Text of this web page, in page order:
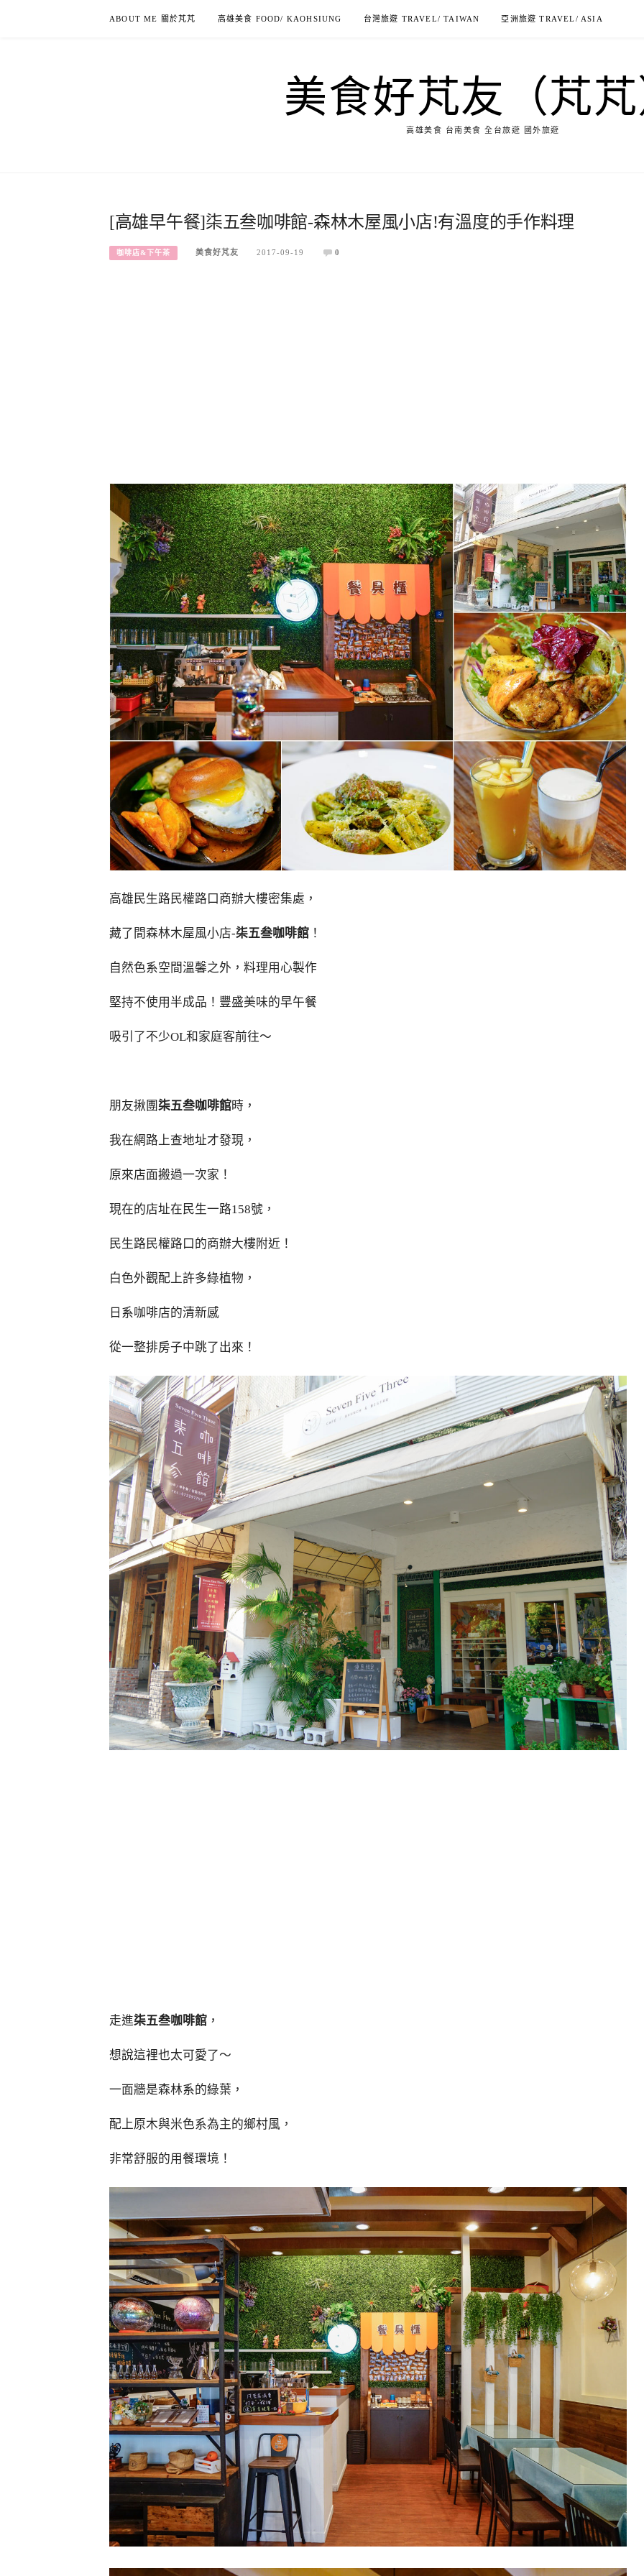
ABOUT ME 關於芃芃 高雄美食 FOOD/ KAOHSIUNG 台灣旅遊 TRAVEL/ TAIWAN 亞洲旅遊 TRAVEL/ ASIA
美食好芃友（芃芃
高雄美食 台南美食 全台旅遊 國外旅遊
[高雄早午餐]柒五叁咖啡館-森林木屋風小店!有溫度的手作料理
咖啡店&下午茶 美食好芃友 2017-09-19 0
高雄民生路民權路口商辦大樓密集處，
藏了間森林木屋風小店-柒五叁咖啡館 ！
自然色系空間溫馨之外，料理用心製作
堅持不使用半成品！豐盛美味的早午餐
吸引了不少OL和家庭客前往～
朋友揪團柒五叁咖啡館時，
我在網路上查地址才發現，
原來店面搬過一次家！
現在的店址在民生一路158號，
民生路民權路口的商辦大樓附近！
白色外觀配上許多綠植物，
日系咖啡店的清新感
從一整排房子中跳了出來！
走進柒五叁咖啡館 ，
想說這裡也太可愛了～
一面牆是森林系的綠葉，
配上原木與米色系為主的鄉村風，
非常舒服的用餐環境！